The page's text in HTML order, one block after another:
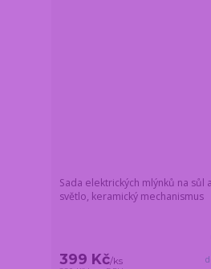
Sada elektrických mlýnků na sůl
světlo, keramický mechanismus
399 Kč/ks